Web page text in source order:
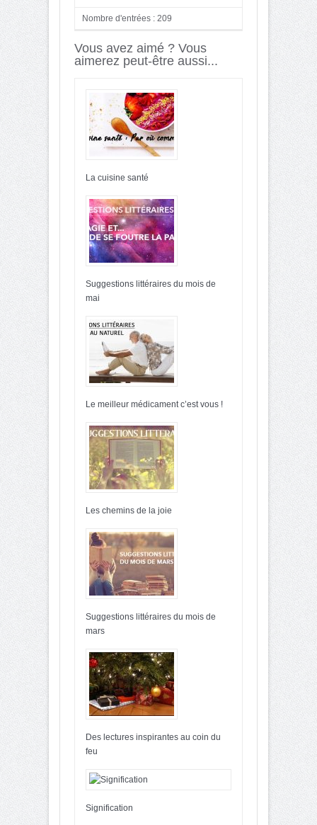
Nombre d'entrées : 209
Vous avez aimé ? Vous
aimerez peut-être aussi...
La cuisine santé
Suggestions littéraires du mois de
mai
Le meilleur médicament c’est vous !
Les chemins de la joie
Suggestions littéraires du mois de
mars
Des lectures inspirantes au coin du
feu
Signification